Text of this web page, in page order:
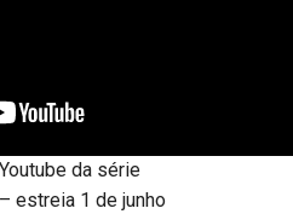
da série
estreia 1 de junho